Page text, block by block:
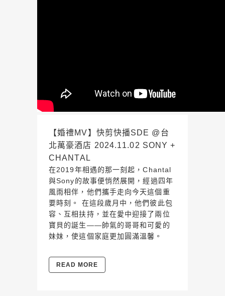
【婚禮MV】快剪快播SDE @台
北萬豪酒店 2024.11.02 SONY +
CHANTAL
在2019年相遇的那一刻起，Chantal
與Sony的故事便悄然展開，經過四年
風雨相伴，他們攜手走向今天這個重
要時刻。 在這段歲月中，他們彼此包
容、互相扶持，並在愛中迎接了兩位
寶貝的誕生——帥氣的哥哥和可愛的
妹妹，使這個家庭更加圓滿溫馨。
READ MORE